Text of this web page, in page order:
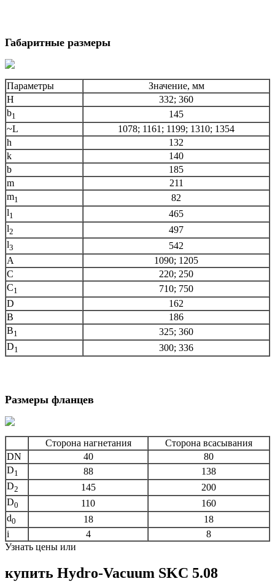
Габаритные размеры
Параметры
Значение, мм
H
332; 360
b1
145
~L
1078; 1161; 1199; 1310; 1354
h
132
k
140
b
185
m
211
m1
82
l1
465
l2
497
l3
542
A
1090; 1205
C
220; 250
C1
710; 750
D
162
B
186
B1
325; 360
D1 300; 336
Размеры фланцев
Сторона нагнетания
Сторона всасывания
DN
40
80
D1 88
138
D2 145
200
D0 110
160
d0 18
18
i
4
8
Узнать цены или
купить Hydro-Vacuum SKC 5.08